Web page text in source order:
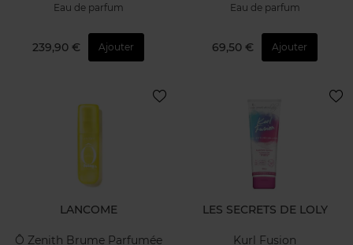
Eau de parfum
239,90 € Ajouter
Eau de parfum
69,50 € Ajouter
LANCOME
Ô Zenith Brume Parfumée
LES SECRETS DE LOLY
Kurl Fusion